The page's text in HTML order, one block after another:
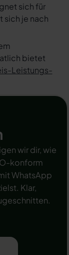
sich für
sich je nach
bietet
Leistungs-
wir dir, wie
konform
WhatsApp
Klar,